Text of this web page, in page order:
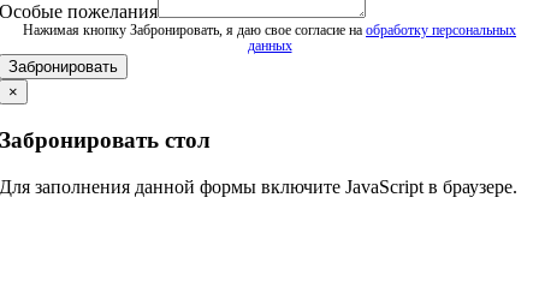
Особые пожелания
гостей
Количество
Дата
Нажимая кнопку Забронировать, я даю свое согласие на обработку персональных
данных
Забронировать
×
Забронировать стол
Для заполнения данной формы включите JavaScript в браузере.